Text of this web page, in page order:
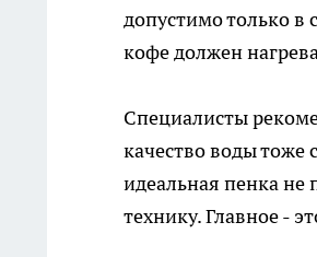
допустимо только в
кофе должен
Специалисты
качество воды тоже
идеальная пенка не
технику. Главное -